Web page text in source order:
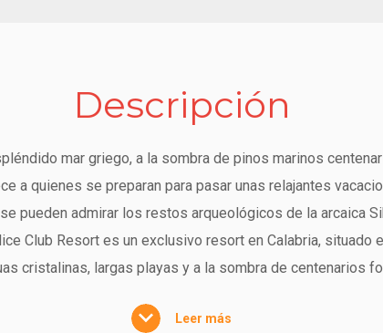
Descripción
mar griego, a la sombra de pinos marinos
a quienes se preparan para pasar unas relajantes
pueden admirar los restos arqueológicos de la arcaica
Club Resort es un exclusivo resort en Calabria, situado
cristalinas, largas playas y a la sombra de centenarios
el mar y la tierra están a disposición de los huéspedes, y
Leer más